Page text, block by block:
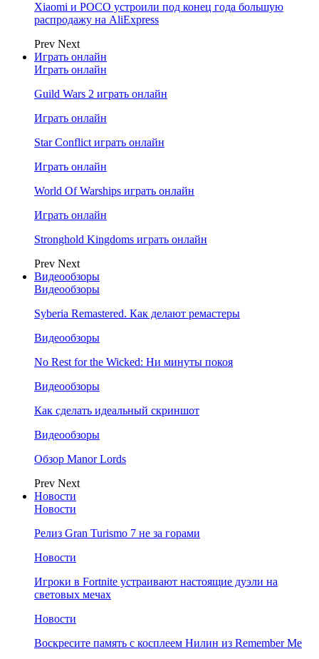
Xiaomi и POCO устроили под конец года большую
распродажу на AliExpress
Prev Next
Играть онлайн
Играть онлайн
Guild Wars 2 играть онлайн
Играть онлайн
Star Conflict играть онлайн
Играть онлайн
World Of Warships играть онлайн
Играть онлайн
Stronghold Kingdoms играть онлайн
Prev Next
Видеообзоры
Видеообзоры
Syberia Remastered. Как делают ремастеры
Видеообзоры
No Rest for the Wicked: Ни минуты покоя
Видеообзоры
Как сделать идеальный скриншот
Видеообзоры
Обзор Manor Lords
Prev Next
Новости
Новости
Релиз Gran Turismo 7 не за горами
Новости
Игроки в Fortnite устраивают настоящие дуэли на
световых мечах
Новости
Воскресите память с косплеем Нилин из Remember Me